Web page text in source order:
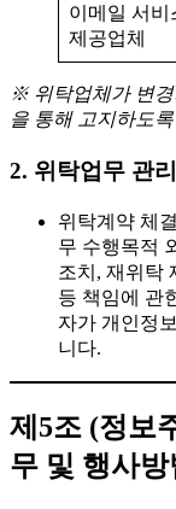
이메일 서비
제공업체
※ 위탁업체가 변
을 통해 고지하도
2. 위탁업무 관
위탁계약 체
무 수행목적
조치, 재위탁
등 책임에 관
자가 개인정
니다.
제5조 (정보
무 및 행사방